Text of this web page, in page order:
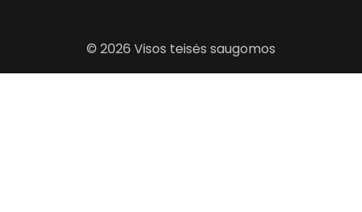
© 2026 Visos teisės saugomos